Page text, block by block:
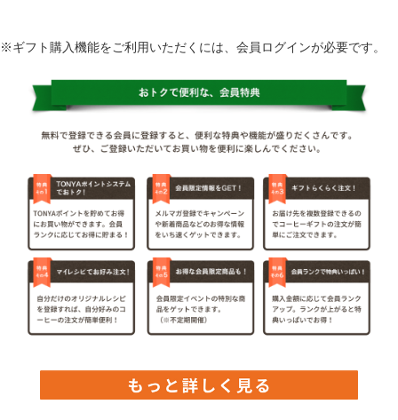
※ギフト購入機能をご利用いただくには、会員ログインが必要です。